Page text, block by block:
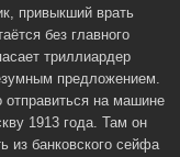
привыкший врать
без главного
триллиардер
предложением.
отправиться на машине
1913 года. Там он
из банковского сейфа